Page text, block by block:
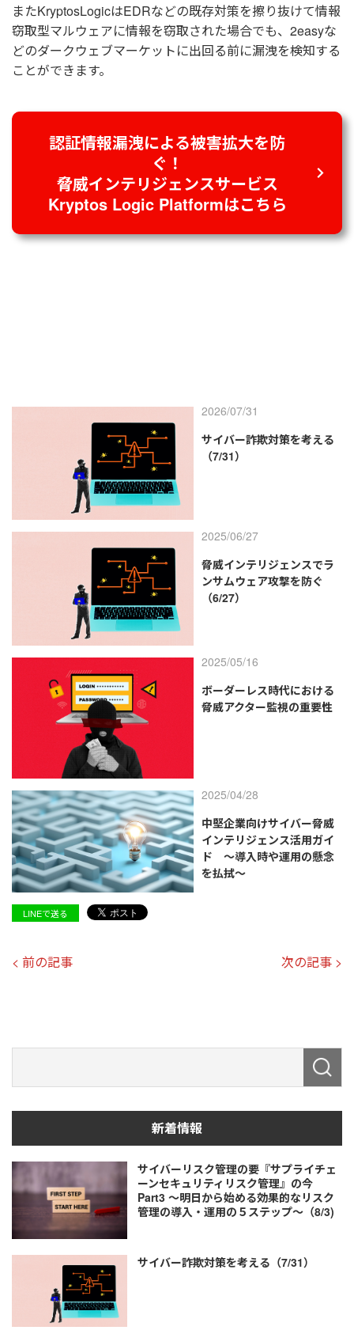
またKryptosLogicはEDRなどの既存対策を擦り抜けて情報
窃取型マルウェアに情報を窃取された場合でも、2easyな
どのダークウェブマーケットに出回る前に漏洩を検知する
ことができます。
認証情報漏洩による被害拡大を防
ぐ！
脅威インテリジェンスサービス
Kryptos Logic Platformはこちら
2026/07/31
サイバー詐欺対策を考える
（7/31）
2025/06/27
脅威インテリジェンスでラ
ンサムウェア攻撃を防ぐ
（6/27）
2025/05/16
ボーダーレス時代における
脅威アクター監視の重要性
2025/04/28
中堅企業向けサイバー脅威
インテリジェンス活用ガイ
ド ～導入時や運用の懸念
を払拭～
LINEで送る
< 前の記事 次の記事 >
新着情報
サイバーリスク管理の要『サプライチェ
ーンセキュリティリスク管理』の今
Part3 ～明日から始める効果的なリスク
管理の導入・運用の５ステップ～（8/3)
サイバー詐欺対策を考える（7/31）